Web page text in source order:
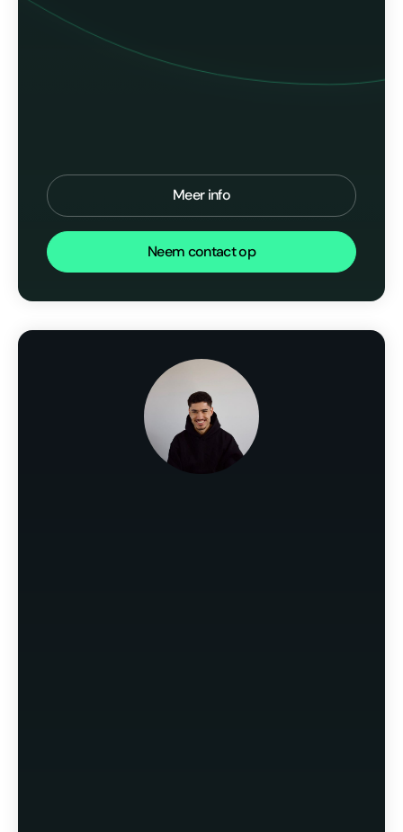
Meer info
Neem contact op